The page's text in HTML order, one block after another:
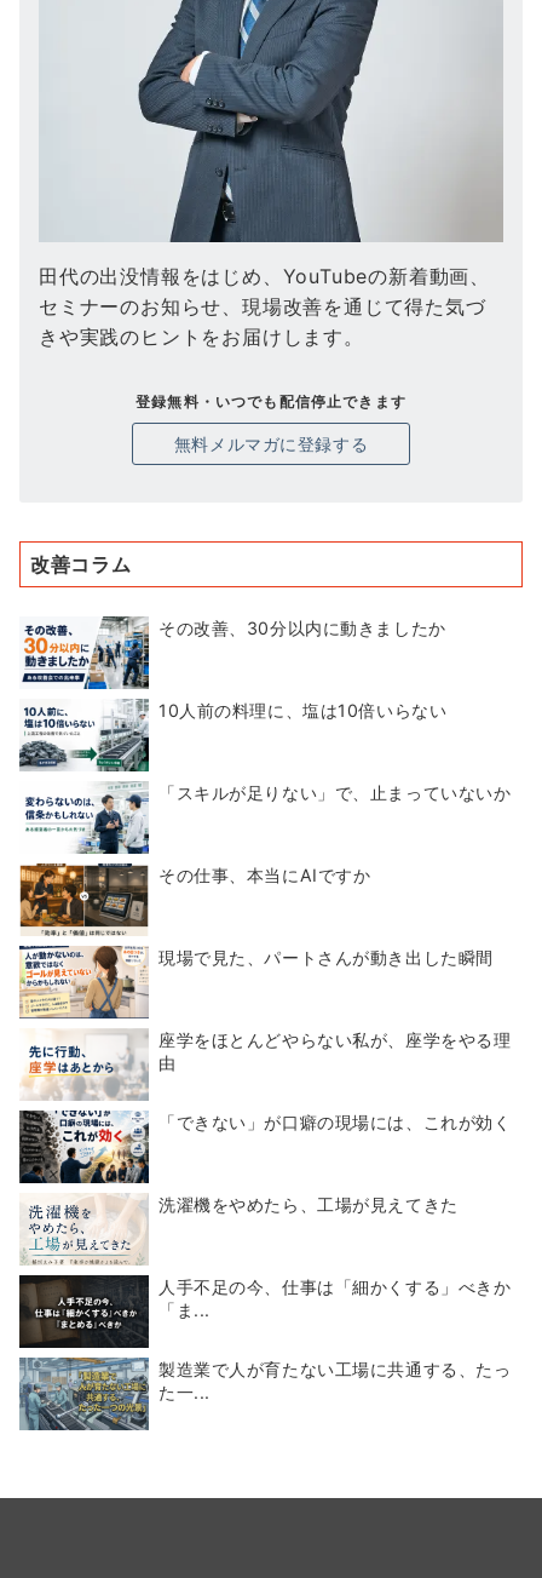
田代の出没情報をはじめ、YouTubeの新着動画、
セミナーのお知らせ、現場改善を通じて得た気づ
きや実践のヒントをお届けします。
登録無料・いつでも配信停止できます
無料メルマガに登録する
改善コラム
その改善、30分以内に動きましたか
10人前の料理に、塩は10倍いらない
「スキルが足りない」で、止まっていないか
その仕事、本当にAIですか
現場で見た、パートさんが動き出した瞬間
座学をほとんどやらない私が、座学をやる理
由
「できない」が口癖の現場には、これが効く
洗濯機をやめたら、工場が見えてきた
人手不足の今、仕事は「細かくする」べきか
「ま...
製造業で人が育たない工場に共通する、たっ
た一...